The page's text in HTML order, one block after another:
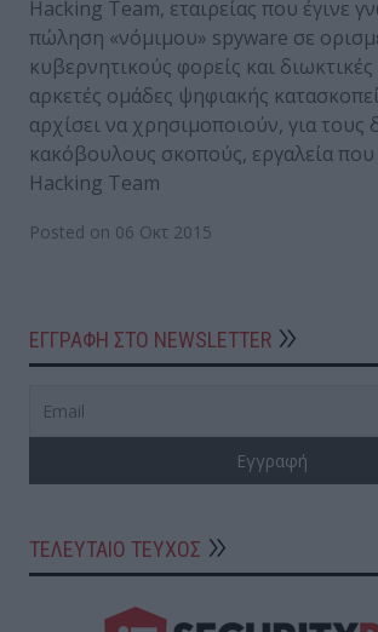
Hacking Team, εταιρείας που έγινε
πώληση «νόμιμου» spyware σε
κυβερνητικούς φορείς και
αρκετές ομάδες ψηφιακής
αρχίσει να χρησιμοποιούν, για τους
κακόβουλους σκοπούς, εργαλεία
Hacking Team
Posted on 06 Οκτ 2015
ΕΓΓΡΑΦΗ ΣΤΟ NEWSLETTER
ΤΕΛΕΥΤΑΙΟ ΤΕΥΧΟΣ